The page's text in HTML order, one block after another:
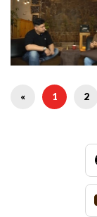
« 1 2